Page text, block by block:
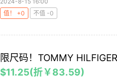
值！ +0
不值 -0
限尺码！TOMMY
$11.25(折￥83.59)